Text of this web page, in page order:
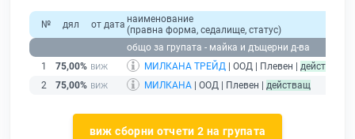
№ дял от дата наименование
(правна форма, седалище, статус)
общо за групата - майка и дъщерни д-ва
1
75,00% МИЛКАНА ТРЕЙД | ООД | Плевен | действащ
2
75,00% МИЛКАНА | ООД | Плевен | действащ
виж сборни отчети 2 на групата